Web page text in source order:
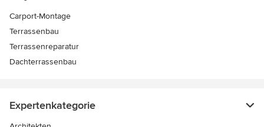
Carport-Montage
Terrassenbau
Terrassenreparatur
Dachterrassenbau
Expertenkategorie